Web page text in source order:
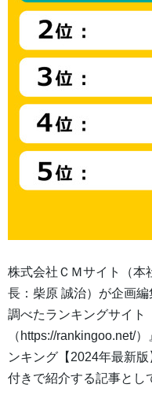
株式会社ＣＭサイト（本
長：柴原 誠治）が企画
調べたランキングサイト
（https://rankingoo.net/
ンキング【2024年最新
付きで紹介する記事とし